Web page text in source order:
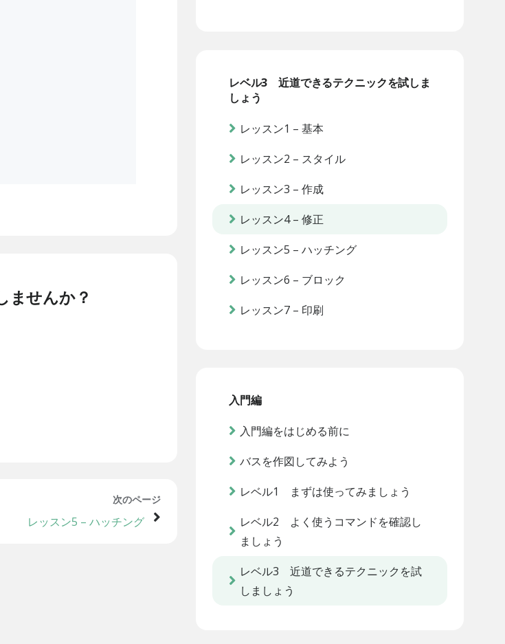
ませんか？
次のページ
レッスン5 – ハッチング
レベル3 近道できるテクニックを試しま
しょう
レッスン1 – 基本
レッスン2 – スタイル
レッスン3 – 作成
レッスン4 – 修正
レッスン5 – ハッチング
レッスン6 – ブロック
レッスン7 – 印刷
入門編
入門編をはじめる前に
バスを作図してみよう
レベル1 まずは使ってみましょう
レベル2 よく使うコマンドを確認し
ましょう
レベル3 近道できるテクニックを試
しましょう